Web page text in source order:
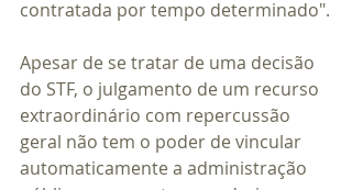
contratada por tempo determinado".
Apesar de se tratar de uma decisão
do STF, o julgamento de um recurso
extraordinário com repercussão
geral não tem o poder de vincular
automaticamente a administração